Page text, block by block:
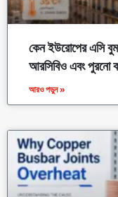
কেন ইউরোপের এসি বুম
আরসিবিও এবং পুরনো
আরও পড়ুন »